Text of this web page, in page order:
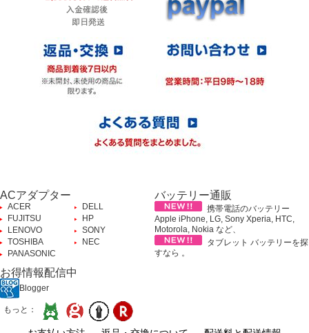
ACアダプター
ACER
DELL
FUJITSU
HP
LENOVO
SONY
TOSHIBA
NEC
PANASONIC
バッテリー通販
携帯電話のバッテリー
Apple iPhone, LG, Sony Xperia, HTC,
Motorola, Nokia など、
タブレット バッテリーを探
すなら 。
お得情報配信中
Blogger
もっと：